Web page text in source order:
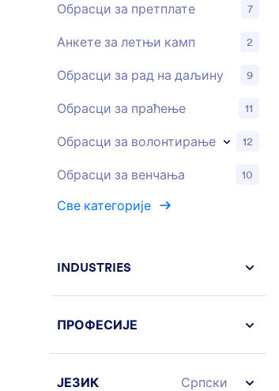
Обрасци за претплате 7
Анкете за летњи камп 2
Обрасци за рад на даљину 9
Обрасци за праћење 11
Обрасци за волонтирање 12
Обрасци за венчања 10
Све категорије
INDUSTRIES
ПРОФЕСИЈЕ
ЈЕЗИК Српски